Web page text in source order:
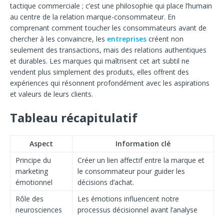
tactique commerciale ; c’est une philosophie qui place l’humain
au centre de la relation marque-consommateur. En
comprenant comment toucher les consommateurs avant de
chercher à les convaincre, les entreprises créent non
seulement des transactions, mais des relations authentiques
et durables. Les marques qui maîtrisent cet art subtil ne
vendent plus simplement des produits, elles offrent des
expériences qui résonnent profondément avec les aspirations
et valeurs de leurs clients.
Tableau récapitulatif
Aspect
Information clé
Principe du
marketing
émotionnel
Créer un lien affectif entre la marque et
le consommateur pour guider les
décisions d’achat.
Rôle des
neurosciences
Les émotions influencent notre
processus décisionnel avant l’analyse